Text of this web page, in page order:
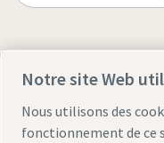
Notre site Web
Nous utilisons des
fonctionnement de ce